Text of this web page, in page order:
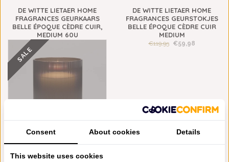
DE WITTE LIETAER HOME
FRAGRANCES GEURKAARS
BELLE ÉPOQUE CÈDRE CUIR,
MEDIUM 60U
€119,95
DE WITTE LIETAER HOME
FRAGRANCES GEURSTOKJES
BELLE ÉPOQUE CÈDRE CUIR
MEDIUM
€119,95 €59,98
SALE
FRAGRANCES GEURKAARS
Consent About cookies Details
This website uses cookies